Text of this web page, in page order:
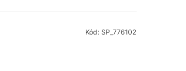
Kód: SP_776102